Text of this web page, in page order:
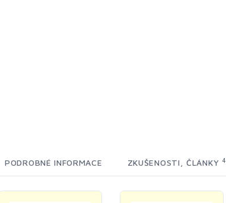
PODROBNÉ INFORMACE ZKUŠENOSTI, ČLÁNKY 4